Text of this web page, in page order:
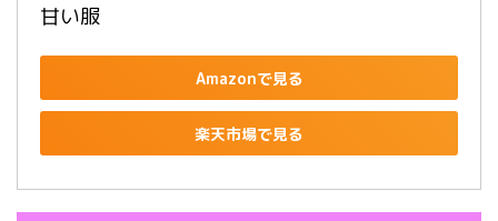
甘い服
Amazonで見る
楽天市場で見る